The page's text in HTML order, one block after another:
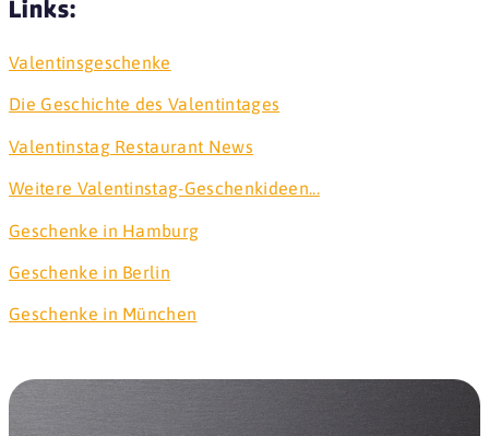
Links:
Valentinsgeschenke
Die Geschichte des Valentintages
Valentinstag Restaurant News
Weitere Valentinstag-Geschenkideen...
Geschenke in Hamburg
Geschenke in Berlin
Geschenke in München